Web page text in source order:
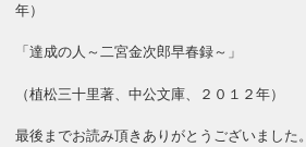
年）
「達成の人～二宮金次郎早春録～」
（植松三十里著、中公文庫、２０１２年）
最後までお読み頂きありがとうございました。